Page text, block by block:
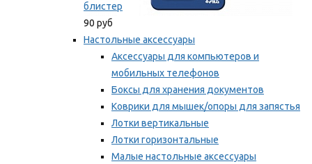
блистер
90 руб
Настольные аксессуары
Аксессуары для компьютеров и
мобильных телефонов
Боксы для хранения документов
Коврики для мышек/опоры для запястья
Лотки вертикальные
Лотки горизонтальные
Малые настольные аксессуары